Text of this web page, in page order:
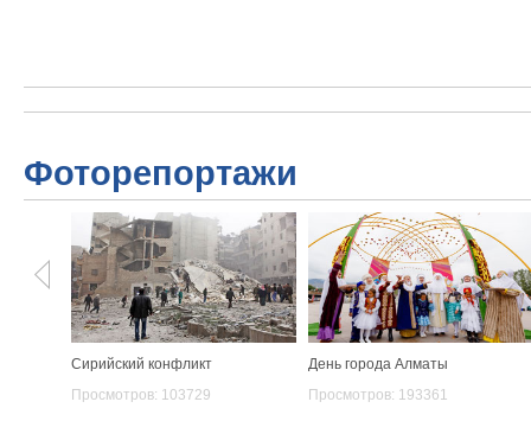
Фоторепортажи
Сирийский конфликт
Просмотров: 103729
День города Алматы
Просмотров: 193361